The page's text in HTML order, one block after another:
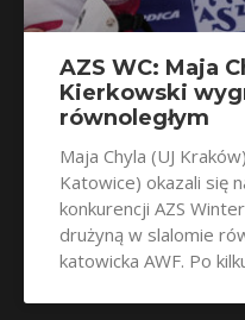
AZS WC: Maja
Kierkowski
równoległym
Maja Chyla (UJ
Katowice) okazali się
konkurencji AZS
drużyną w slalomie
katowicka AWF. Po